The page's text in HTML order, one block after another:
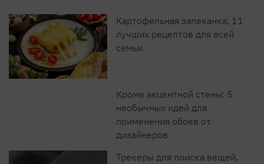
Картофельная запеканка: 11
лучших рецептов для всей
семьи
Кроме акцентной стены: 5
необычных идей для
применения обоев от
дизайнеров
Трекеры для поиска вещей,